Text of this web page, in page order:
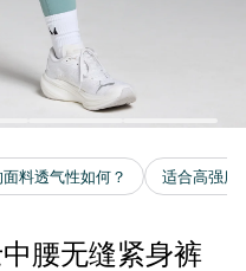
腰无缝紧身裤